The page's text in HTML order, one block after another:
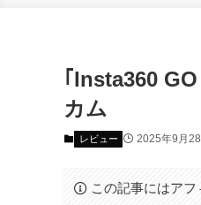
｢Insta360
カム
レビュー 2025年9月28
この記事にはアフ